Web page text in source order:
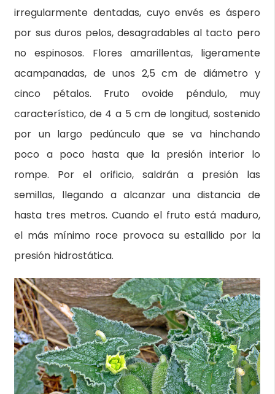
irregularmente dentadas, cuyo envés es áspero
por sus duros pelos, desagradables al tacto pero
no espinosos. Flores amarillentas, ligeramente
acampanadas, de unos 2,5 cm de diámetro y
cinco pétalos. Fruto ovoide péndulo, muy
característico, de 4 a 5 cm de longitud, sostenido
por un largo pedúnculo que se va hinchando
poco a poco hasta que la presión interior lo
rompe. Por el orificio, saldrán a presión las
semillas, llegando a alcanzar una distancia de
hasta tres metros. Cuando el fruto está maduro,
el más mínimo roce provoca su estallido por la
presión hidrostática.